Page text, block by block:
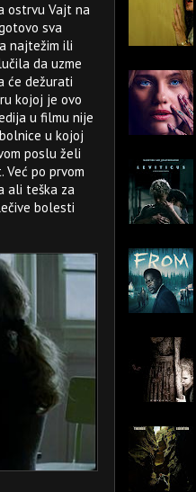
ostrvu Vajt na
sva
najtežim ili
da uzme
će dežurati
kojoj je ovo
u filmu nije
u kojoj
poslu želi
Već po prvom
ali teška za
bolesti